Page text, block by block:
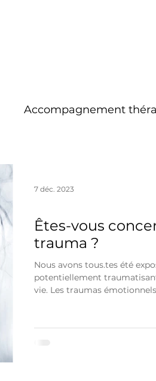
Accompagnement
Êtes-vous
trauma ?
Nous avons tous.tes été
potentiellement
vie. Les traumas
7 déc. 2023